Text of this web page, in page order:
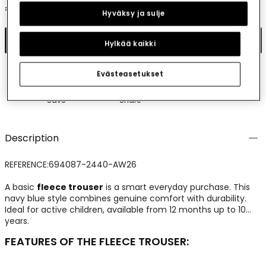
€23.95
Add to cart
Save Share
Description
REFERENCE:694087-2440-AW26
A basic fleece trouser is a smart everyday purchase. This
navy blue style combines genuine comfort with durability.
Ideal for active children, available from 12 months up to 10
years.
FEATURES OF THE FLEECE TROUSER:
Evästeasetukset
Hylkää kaikki
Hyväksy ja sulje